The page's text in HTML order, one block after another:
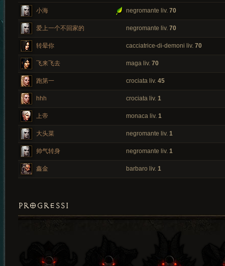
小海 negromante liv. 70
爱上一个不回家的 negromante liv. 70
转晕你 cacciatrice-di-demoni liv. 70
飞来飞去 maga liv. 70
跑第一 crociata liv. 45
hhh crociata liv. 1
上帝 monaca liv. 1
大头菜 negromante liv. 1
帅气转身 negromante liv. 1
鑫金 barbaro liv. 1
PROGRESSI